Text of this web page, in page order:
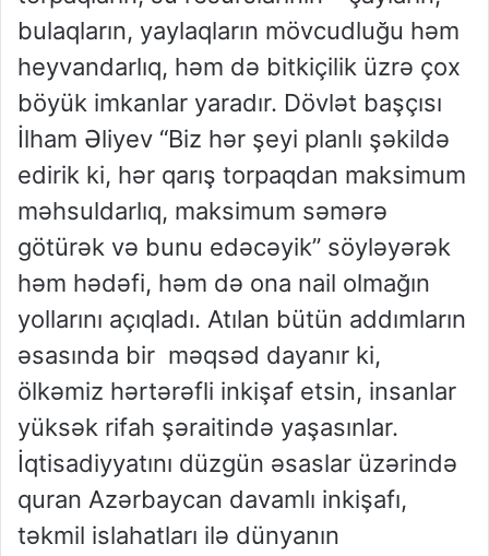
bulaqların, yaylaqların mövcudluğu həm
heyvandarlıq, həm də bitkiçilik üzrə çox
böyük imkanlar yaradır. Dövlət başçısı
İlham Əliyev “Biz hər şeyi planlı şəkildə
edirik ki, hər qarış torpaqdan maksimum
məhsuldarlıq, maksimum səmərə
götürək və bunu edəcəyik” söyləyərək
həm hədəfi, həm də ona nail olmağın
yollarını açıqladı. Atılan bütün addımların
əsasında bir məqsəd dayanır ki,
ölkəmiz hərtərəfli inkişaf etsin, insanlar
yüksək rifah şəraitində yaşasınlar.
İqtisadiyyatını düzgün əsaslar üzərində
quran Azərbaycan davamlı inkişafı,
təkmil islahatları ilə dünyanın